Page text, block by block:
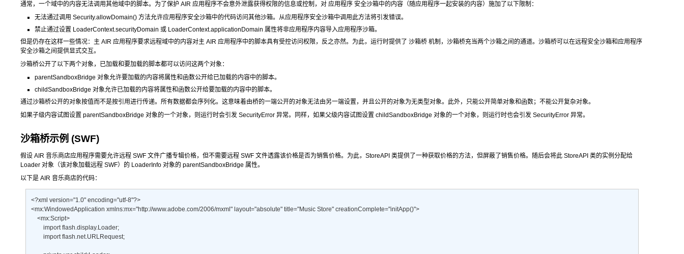
通常，一个域中的内容无法调用其他域中的脚本。为了保护 AIR 应用程序不会意外泄露获得权限的信息或控制，对 应用程序 安全沙箱中的内容（随应用程序一起安装的内容）施加了以下限制：
无法通过调用 Security.allowDomain() 方法允许应用程序安全沙箱中的代码访问其他沙箱。从应用程序安全沙箱中调用此方法将引发错误。
禁止通过设置 LoaderContext.securityDomain 或 LoaderContext.applicationDomain 属性将非应用程序内容导入应用程序沙箱。
但是仍存在这样一些情况：主 AIR 应用程序要求远程域中的内容对主 AIR 应用程序中的脚本具有受控访问权限，反之亦然。为此，运行时提供了 沙箱桥 机制，沙箱桥充当两个沙箱之间的通道。沙箱桥可以在远程安全沙箱和应用程序
安全沙箱之间提供显式交互。
沙箱桥公开了以下两个对象，已加载和要加载的脚本都可以访问这两个对象：
parentSandboxBridge 对象允许要加载的内容将属性和函数公开给已加载的内容中的脚本。
childSandboxBridge 对象允许已加载的内容将属性和函数公开给要加载的内容中的脚本。
通过沙箱桥公开的对象按值而不是按引用进行传递。所有数据都会序列化。这意味着由桥的一端公开的对象无法由另一端设置，并且公开的对象为无类型对象。此外，只能公开简单对象和函数；不能公开复杂对象。
如果子级内容试图设置 parentSandboxBridge 对象的一个对象，则运行时会引发 SecurityError 异常。同样，如果父级内容试图设置 childSandboxBridge 对象的一个对象，则运行时也会引发 SecurityError 异常。
沙箱桥示例 (SWF)
假设 AIR 音乐商店应用程序需要允许远程 SWF 文件广播专辑价格，但不需要远程 SWF 文件透露该价格是否为销售价格。为此，StoreAPI 类提供了一种获取价格的方法，但屏蔽了销售价格。随后会将此 StoreAPI 类的实例分配给
Loader 对象（该对象加载远程 SWF）的 LoaderInfo 对象的 parentSandboxBridge 属性。
以下是 AIR 音乐商店的代码：
<?xml version="1.0" encoding="utf-8"?>
<mx:WindowedApplication xmlns:mx="http://www.adobe.com/2006/mxml" layout="absolute" title="Music Store" creationComplete="initApp()">
    <mx:Script>
        import flash.display.Loader;
        import flash.net.URLRequest;